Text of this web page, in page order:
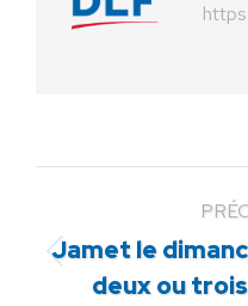
Jamet le
deux ou